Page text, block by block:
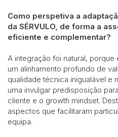
Como perspetiva a
da SÉRVULO, de forma a
eficiente e complementar?
A integração foi natural, porque
um alinhamento profundo de
qualidade técnica inigualável e
uma invulgar predisposição
cliente e o growth mindset.
aspectos que facilitaram
equipa.